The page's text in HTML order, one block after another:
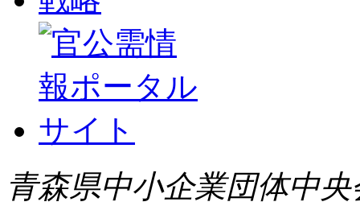
青森県中小企業団体中